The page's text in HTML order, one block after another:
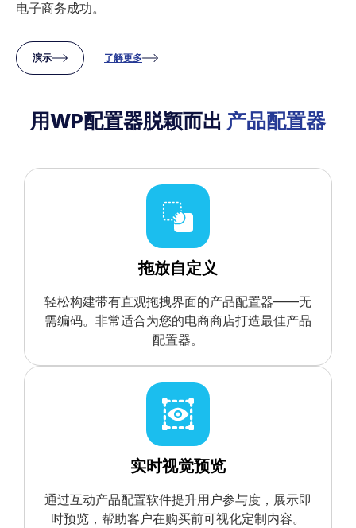
电子商务成功。
演示 了解更多
用WP配置器脱颖而出 产品配置器
拖放自定义
轻松构建带有直观拖拽界面的产品配置器——无
需编码。非常适合为您的电商商店打造最佳产品
配置器。
实时视觉预览
通过互动产品配置软件提升用户参与度，展示即
时预览，帮助客户在购买前可视化定制内容。